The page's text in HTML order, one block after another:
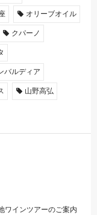
オリーブオイル
クパーノ
バルディア
山野高弘
ワインツアーのご案内